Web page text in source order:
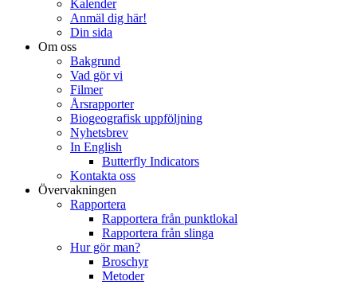
Kalender
Anmäl dig här!
Din sida
Om oss
Bakgrund
Vad gör vi
Filmer
Årsrapporter
Biogeografisk uppföljning
Nyhetsbrev
In English
Butterfly Indicators
Kontakta oss
Övervakningen
Rapportera
Rapportera från punktlokal
Rapportera från slinga
Hur gör man?
Broschyr
Metoder